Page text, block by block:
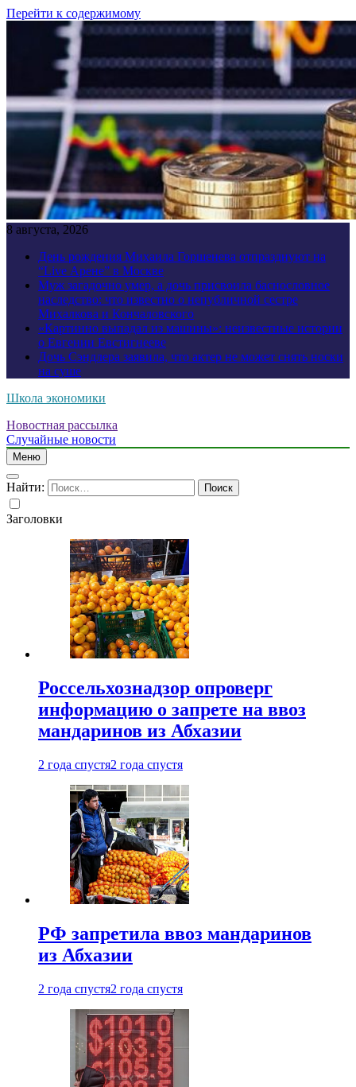
Перейти к содержимому
8 августа, 2026
День рождения Михаила Горшенева отпразднуют на
“Live Арене” в Москве
Муж загадочно умер, а дочь присвоила баснословное
наследство: что известно о непубличной сестре
Михалкова и Кончаловского
«Картинно выпадал из машины»: неизвестные истории
о Евгении Евстигнееве
Дочь Сэндлера заявила, что актер не может снять носки
на суше
Школа экономики
Новостная рассылка
Случайные новости
Меню
Найти:
Заголовки
Россельхознадзор опроверг
информацию о запрете на ввоз
мандаринов из Абхазии
2 года спустя2 года спустя
РФ запретила ввоз мандаринов
из Абхазии
2 года спустя2 года спустя